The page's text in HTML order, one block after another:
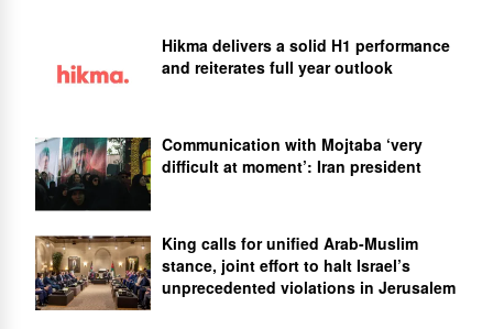
Hikma delivers a solid H1 performance
and reiterates full year outlook
Communication with Mojtaba ‘very
difficult at moment’: Iran president
King calls for unified Arab-Muslim
stance, joint effort to halt Israel’s
unprecedented violations in Jerusalem